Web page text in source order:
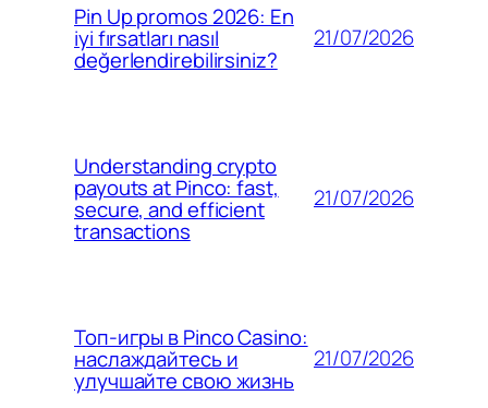
Pin Up promos 2026: En
iyi fırsatları nasıl
değerlendirebilirsiniz?
21/07/2026
Understanding crypto
payouts at Pinco: fast,
secure, and efficient
transactions
21/07/2026
Топ-игры в Pinco Casino:
наслаждайтесь и
улучшайте свою жизнь
21/07/2026